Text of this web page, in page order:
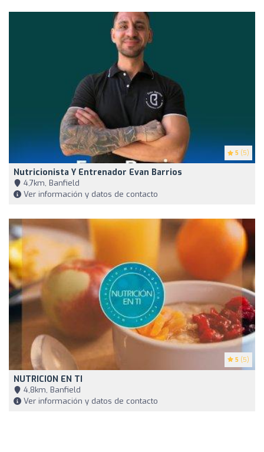
5 (5)
Nutricionista Y Entrenador Evan Barrios
4,7km, Banfield
Ver información y datos de contacto
5 (5)
NUTRICION EN TI
4,8km, Banfield
Ver información y datos de contacto